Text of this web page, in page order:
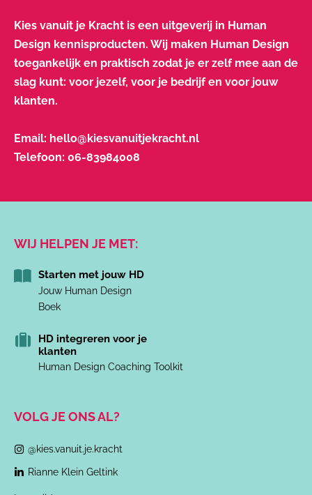
Kies vanuit je Kracht is een uitgeverij in Human
Design kennisproducten. Wij maken Human Design
toegankelijk en praktisch zodat je er zelf mee aan de
slag kunt: voor jezelf, voor je bedrijf en voor jouw
klanten.
Email: hello@kiesvanuitjekracht.nl
Telefoon: 06-83984008
WIJ HELPEN JE MET:
Starten met jouw HD
Jouw Human Design
Boek
HD integreren voor je
klanten
Human Design Coaching Toolkit
VOLG JE ONS AL?
@kies.vanuit.je.kracht
Rianne Klein Geltink